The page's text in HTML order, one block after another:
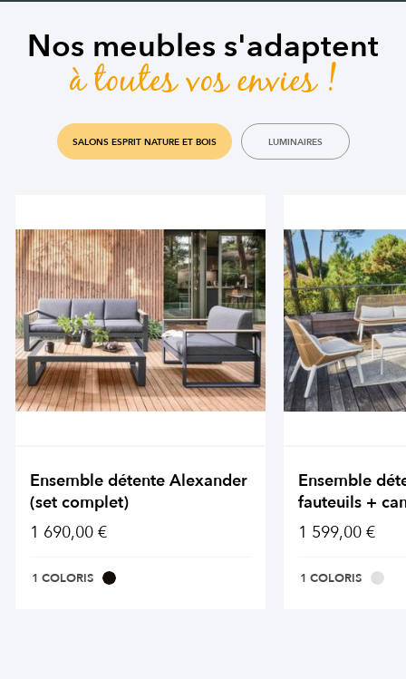
Nos meubles s'adaptent
à toutes vos envies !
SALONS ESPRIT NATURE ET BOIS LUMINAIRES
Ensemble détente Alexander
(set complet)
1 690,00 €
1 COLORIS
Ensemble
fauteuils +
1 599,00 €
1 COLORIS